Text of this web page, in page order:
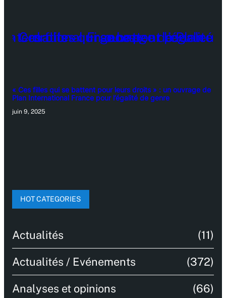
« Ces filles qui se battent pour leurs droits » : un ouvrage de
Plan International France pour l’égalité de genre
juin 9, 2025
HOT CATEGORIES
Actualités (11)
Actualités / Evénements (372)
Analyses et opinions (66)